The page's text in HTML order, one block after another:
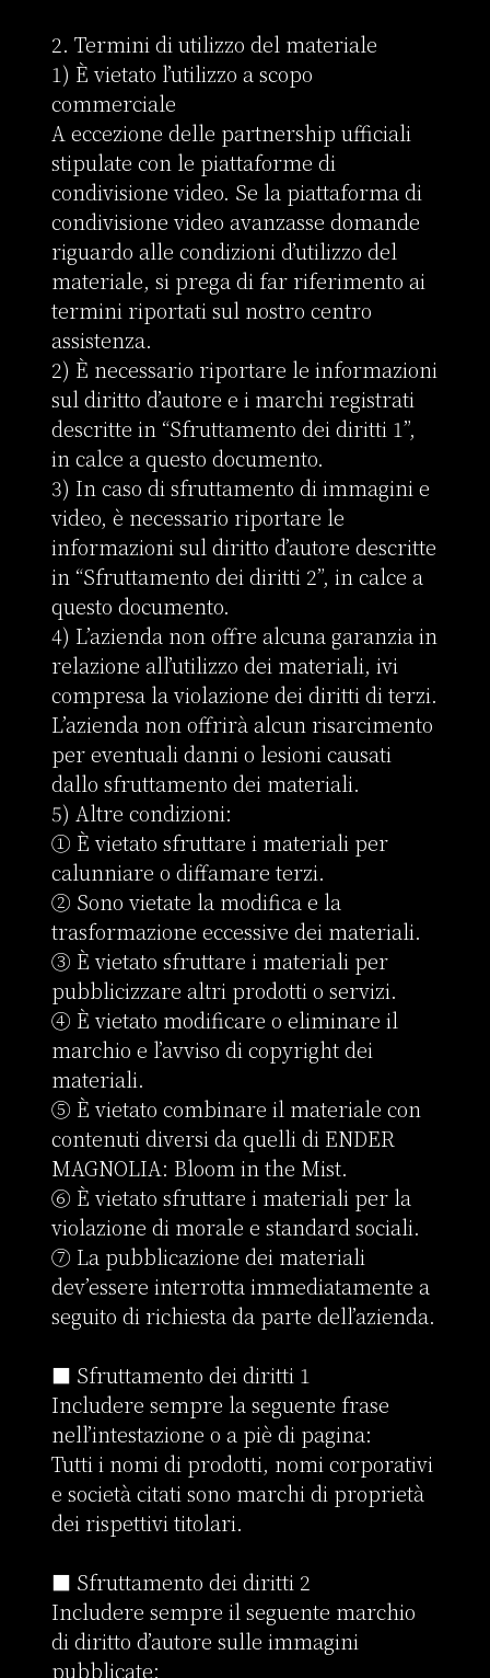
2. Termini di utilizzo del materiale
1) È vietato l’utilizzo a scopo
commerciale
A eccezione delle partnership ufficiali
stipulate con le piattaforme di
condivisione video. Se la piattaforma di
condivisione video avanzasse domande
riguardo alle condizioni d’utilizzo del
materiale, si prega di far riferimento ai
termini riportati sul nostro centro
assistenza.
2) È necessario riportare le informazioni
sul diritto d’autore e i marchi registrati
descritte in “Sfruttamento dei diritti 1”,
in calce a questo documento.
3) In caso di sfruttamento di immagini e
video, è necessario riportare le
informazioni sul diritto d’autore descritte
in “Sfruttamento dei diritti 2”, in calce a
questo documento.
4) L’azienda non offre alcuna garanzia in
relazione all’utilizzo dei materiali, ivi
compresa la violazione dei diritti di terzi.
L’azienda non offrirà alcun risarcimento
per eventuali danni o lesioni causati
dallo sfruttamento dei materiali.
5) Altre condizioni:
① È vietato sfruttare i materiali per
calunniare o diffamare terzi.
② Sono vietate la modifica e la
trasformazione eccessive dei materiali.
③ È vietato sfruttare i materiali per
pubblicizzare altri prodotti o servizi.
④ È vietato modificare o eliminare il
marchio e l’avviso di copyright dei
materiali.
⑤ È vietato combinare il materiale con
contenuti diversi da quelli di ENDER
MAGNOLIA: Bloom in the Mist.
⑥ È vietato sfruttare i materiali per la
violazione di morale e standard sociali.
⑦ La pubblicazione dei materiali
dev’essere interrotta immediatamente a
seguito di richiesta da parte dell’azienda.
■ Sfruttamento dei diritti 1
Includere sempre la seguente frase
nell’intestazione o a piè di pagina:
Tutti i nomi di prodotti, nomi corporativi
e società citati sono marchi di proprietà
dei rispettivi titolari.
■ Sfruttamento dei diritti 2
Includere sempre il seguente marchio
di diritto d’autore sulle immagini
pubblicate: